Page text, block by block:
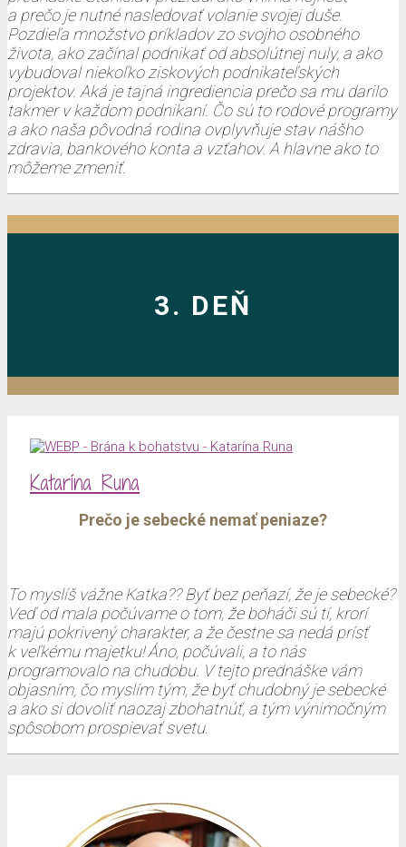
a prečo je nutné nasledovať volanie svojej duše.
Pozdieľa množstvo príkladov zo svojho osobného
života, ako začínal podnikať od absolútnej nuly, a ako
vybudoval niekoľko ziskových podnikateľských
projektov. Aká je tajná ingrediencia prečo sa mu darilo
takmer v každom podnikaní. Čo sú to rodové programy
a ako naša pôvodná rodina ovplyvňuje stav nášho
zdravia, bankového konta a vzťahov. A hlavne ako to
môžeme zmeniť.
3. DEŇ
Katarína Runa
Prečo je sebecké nemať peniaze?
To myslíš vážne Katka?? Byť bez peňazí, že je sebecké?
Veď od mala počúvame o tom, že boháči sú tí, krorí
majú pokrivený charakter, a že čestne sa nedá prísť
k veľkému majetku! Áno, počúvali, a to nás
programovalo na chudobu. V tejto prednáške vám
objasním, čo myslím tým, že byť chudobný je sebecké
a ako si dovoliť naozaj zbohatnúť, a tým výnimočným
spôsobom prospievať svetu.